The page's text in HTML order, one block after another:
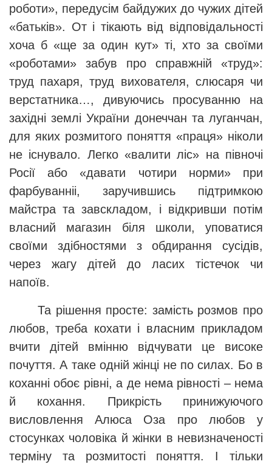
роботи», передусім байдужих до чужих дітей
«батьків». От і тікають від відповідальності
хоча б «ще за один кут» ті, хто за своїми
«роботами» забув про справжній «труд»:
труд пахаря, труд вихователя, слюсаря чи
верстатника…, дивуючись просуванню на
західні землі України донеччан та луганчан,
для яких розмитого поняття «праця» ніколи
не існувало. Легко «валити ліс» на півночі
Росії або «давати чотири норми» при
фарбуванніі, заручившись підтримкою
майстра та завскладом, і відкривши потім
власний магазин біля школи, уповатися
своїми здібностями з обдирання сусідів,
через жагу дітей до ласих тістечок чи
напоїв.
Та рішення просте: замість розмов про
любов, треба кохати і власним прикладом
вчити дітей вмінню відчувати це високе
почуття. А таке одній жінці не по силах. Бо в
коханні обоє рівні, а де нема рівності – нема
й кохання. Прикрість принижуючого
висловлення Алюса Оза про любов у
стосунках чоловіка й жінки в невизначеності
терміну та розмитості поняття. І тільки